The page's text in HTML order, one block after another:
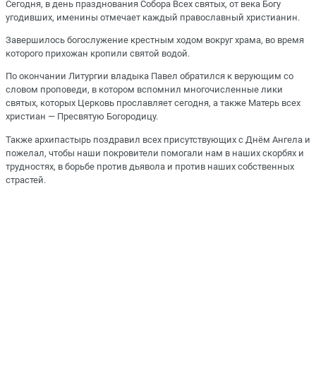
Сегодня, в день празднования Собора Всех святых, от века Богу
угодивших, именины отмечает каждый православный христианин.
Завершилось богослужение крестным ходом вокруг храма, во время
которого прихожан кропили святой водой.
По окончании Литургии владыка Павел обратился к верующим со
словом проповеди, в котором вспомнил многочисленные лики
святых, которых Церковь прославляет сегодня, а также Матерь всех
христиан — Пресвятую Богородицу.
Также архипастырь поздравил всех присутствующих с Днём Ангела и
пожелал, чтобы наши покровители помогали нам в наших скорбях и
трудностях, в борьбе против дьявола и против наших собственных
страстей.